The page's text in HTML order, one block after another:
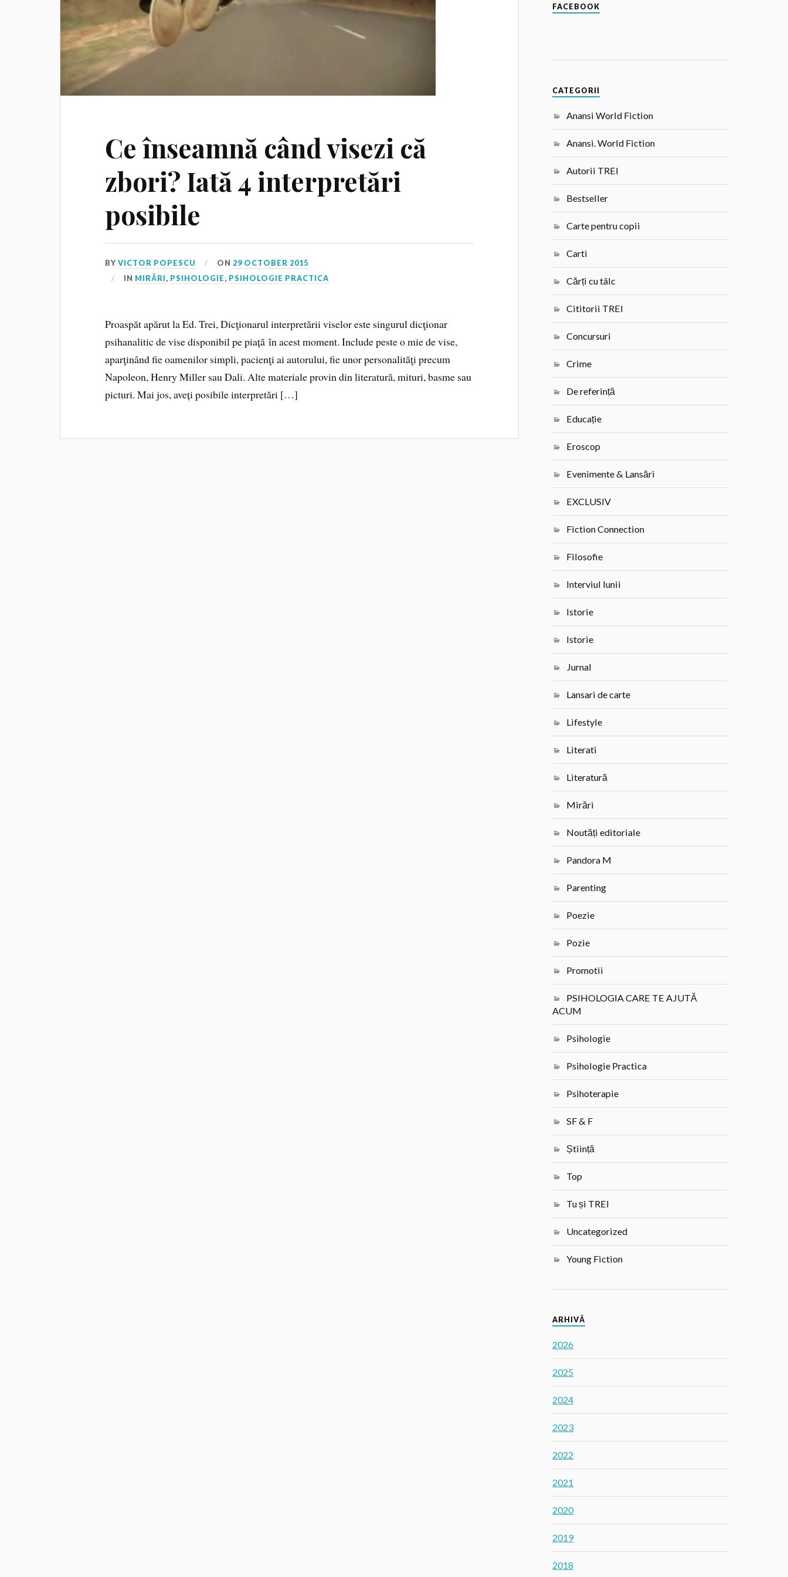
Ce înseamnă când visezi că
zbori? Iată 4 interpretări
posibile
BYVICTOR POPESCU ON 29 OCTOBER 2015
IN MIRĂRI, PSIHOLOGIE, PSIHOLOGIE PRACTICA
Proaspăt apărut la Ed. Trei, Dicţionarul interpretării viselor este singurul dicţionar
psihanalitic de vise disponibil pe piață în acest moment. Include peste o mie de vise,
aparţinând fie oamenilor simpli, pacienţi ai autorului, fie unor personalităţi precum
Napoleon, Henry Miller sau Dali. Alte materiale provin din literatură, mituri, basme sau
picturi. Mai jos, aveți posibile interpretări […]
FACEBOOK
CATEGORII
Anansi World Fiction
Anansi. World Fiction
Autorii TREI
Bestseller
Carte pentru copii
Carti
Cărți cu tâlc
Cititorii TREI
Concursuri
Crime
De referință
Educație
Eroscop
Evenimente & Lansări
EXCLUSIV
Fiction Connection
Filosofie
Interviul lunii
Istorie
Istorie
Jurnal
Lansari de carte
Lifestyle
Literati
Literatură
Mirări
Noutăți editoriale
Pandora M
Parenting
Poezie
Pozie
Promotii
PSIHOLOGIA CARE TE AJUTĂ
ACUM
Psihologie
Psihologie Practica
Psihoterapie
SF & F
Știință
Top
Tu și TREI
Uncategorized
Young Fiction
ARHIVĂ
2026
2025
2024
2023
2022
2021
2020
2019
2018